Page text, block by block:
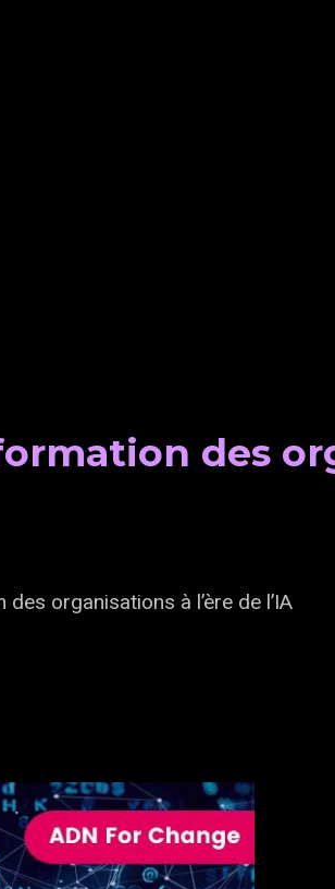
des
organisations à l’ère de l’IA